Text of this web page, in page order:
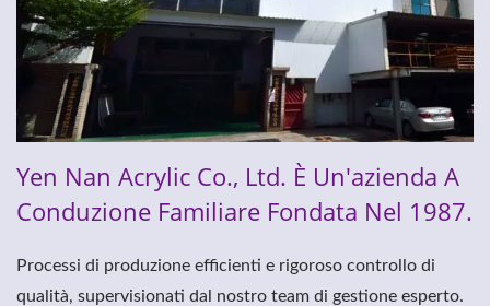
Yen Nan Acrylic Co., Ltd. È Un'azienda A
Conduzione Familiare Fondata Nel 1987.
Processi di produzione efficienti e rigoroso controllo di
qualità, supervisionati dal nostro team di gestione esperto.